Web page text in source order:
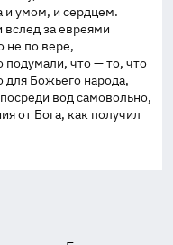
и умом, и сердцем.
вслед за евреями
не по вере,
что — то, что
для Божьего народа,
вод самовольно,
от Бога, как получил